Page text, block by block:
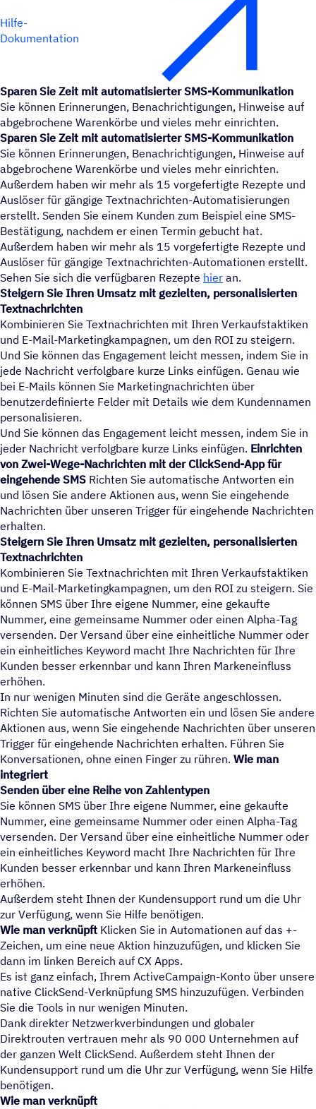
Hilfe-
Dokumentation
Sparen Sie Zeit mit automatisierter SMS-Kommunikation
Sie können Erinnerungen, Benachrichtigungen, Hinweise auf
abgebrochene Warenkörbe und vieles mehr einrichten.
Sparen Sie Zeit mit automatisierter SMS-Kommunikation
Sie können Erinnerungen, Benachrichtigungen, Hinweise auf
abgebrochene Warenkörbe und vieles mehr einrichten.
Außerdem haben wir mehr als 15 vorgefertigte Rezepte und
Auslöser für gängige Textnachrichten-Automatisierungen
erstellt. Senden Sie einem Kunden zum Beispiel eine SMS-
Bestätigung, nachdem er einen Termin gebucht hat.
Außerdem haben wir mehr als 15 vorgefertigte Rezepte und
Auslöser für gängige Textnachrichten-Automationen erstellt.
Sehen Sie sich die verfügbaren Rezepte hier an.
Steigern Sie Ihren Umsatz mit gezielten, personalisierten
Textnachrichten
Kombinieren Sie Textnachrichten mit Ihren Verkaufstaktiken
und E-Mail-Marketingkampagnen, um den ROI zu steigern.
Und Sie können das Engagement leicht messen, indem Sie in
jede Nachricht verfolgbare kurze Links einfügen. Genau wie
bei E-Mails können Sie Marketingnachrichten über
benutzerdefinierte Felder mit Details wie dem Kundennamen
personalisieren.
Und Sie können das Engagement leicht messen, indem Sie in
jeder Nachricht verfolgbare kurze Links einfügen. Einrichten
von Zwei-Wege-Nachrichten mit der ClickSend-App für
eingehende SMS Richten Sie automatische Antworten ein
und lösen Sie andere Aktionen aus, wenn Sie eingehende
Nachrichten über unseren Trigger für eingehende Nachrichten
erhalten.
Steigern Sie Ihren Umsatz mit gezielten, personalisierten
Textnachrichten
Kombinieren Sie Textnachrichten mit Ihren Verkaufstaktiken
und E-Mail-Marketingkampagnen, um den ROI zu steigern. Sie
können SMS über Ihre eigene Nummer, eine gekaufte
Nummer, eine gemeinsame Nummer oder einen Alpha-Tag
versenden. Der Versand über eine einheitliche Nummer oder
ein einheitliches Keyword macht Ihre Nachrichten für Ihre
Kunden besser erkennbar und kann Ihren Markeneinfluss
erhöhen.
In nur wenigen Minuten sind die Geräte angeschlossen.
Richten Sie automatische Antworten ein und lösen Sie andere
Aktionen aus, wenn Sie eingehende Nachrichten über unseren
Trigger für eingehende Nachrichten erhalten. Führen Sie
Konversationen, ohne einen Finger zu rühren. Wie man
integriert
Senden über eine Reihe von Zahlentypen
Sie können SMS über Ihre eigene Nummer, eine gekaufte
Nummer, eine gemeinsame Nummer oder einen Alpha-Tag
versenden. Der Versand über eine einheitliche Nummer oder
ein einheitliches Keyword macht Ihre Nachrichten für Ihre
Kunden besser erkennbar und kann Ihren Markeneinfluss
erhöhen.
Außerdem steht Ihnen der Kundensupport rund um die Uhr
zur Verfügung, wenn Sie Hilfe benötigen.
Wie man verknüpft Klicken Sie in Automationen auf das +-
Zeichen, um eine neue Aktion hinzuzufügen, und klicken Sie
dann im linken Bereich auf CX Apps.
Es ist ganz einfach, Ihrem ActiveCampaign-Konto über unsere
native ClickSend-Verknüpfung SMS hinzuzufügen. Verbinden
Sie die Tools in nur wenigen Minuten.
Dank direkter Netzwerkverbindungen und globaler
Direktrouten vertrauen mehr als 90 000 Unternehmen auf
der ganzen Welt ClickSend. Außerdem steht Ihnen der
Kundensupport rund um die Uhr zur Verfügung, wenn Sie Hilfe
benötigen.
Wie man verknüpft